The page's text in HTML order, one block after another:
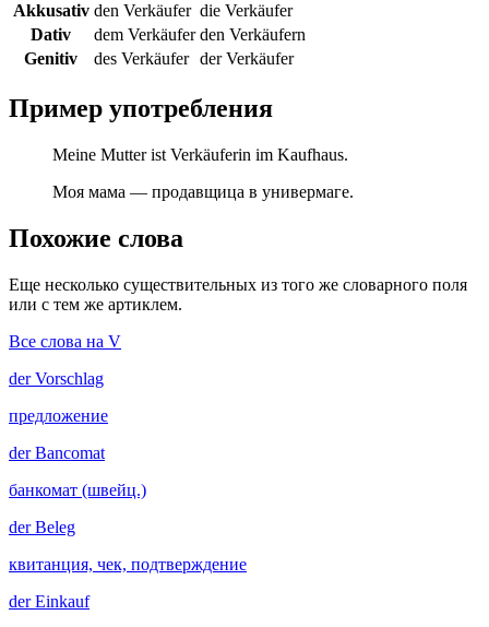
Akkusativ den Verkäufer die Verkäufer
Dativ
dem Verkäufer den Verkäufern
Genitiv
des Verkäufer der Verkäufer
Пример употребления
Meine Mutter ist Verkäuferin im Kaufhaus.
Моя мама — продавщица в универмаге.
Похожие слова
Еще несколько существительных из того же словарного поля
или с тем же артиклем.
Все слова на V
derVorschlag
предложение
derBancomat
банкомат (швейц.)
derBeleg
квитанция, чек, подтверждение
derEinkauf